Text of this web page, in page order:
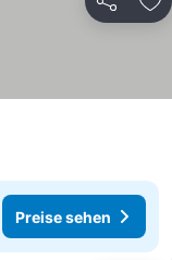
Teilen
Preise sehen